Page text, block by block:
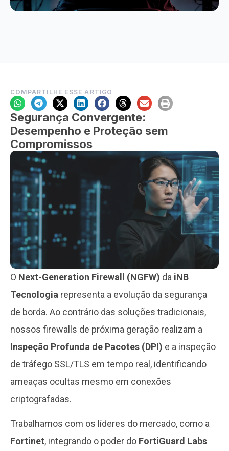
COMPARTILHE ESSE ARTIGO
Segurança Convergente:
Desempenho e Proteção sem
Compromissos
O Next-Generation Firewall (NGFW) da iNB
Tecnologia representa a evolução da segurança
de borda. Ao contrário das soluções tradicionais,
nossos firewalls de próxima geração realizam a
Inspeção Profunda de Pacotes (DPI) e a inspeção
de tráfego SSL/TLS em tempo real, identificando
ameaças ocultas mesmo em conexões
criptografadas.
Trabalhamos com os líderes do mercado, como a
Fortinet, integrando o poder do FortiGuard Labs